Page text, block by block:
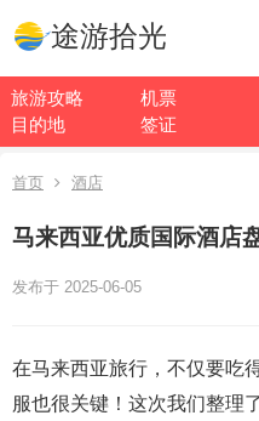
途游拾光
旅游攻略 机票
目的地
签证
首页 酒店
马来西亚优质国际酒店
发布于 2025-06-05
在马来西亚旅行，不仅要吃
服也很关键！这次我们整理